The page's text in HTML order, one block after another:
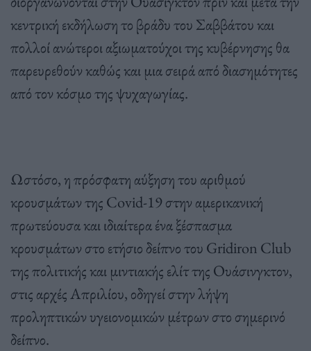
κεντρική εκδήλωση το βράδυ του Σαββάτου και
πολλοί ανώτεροι αξιωματούχοι της κυβέρνησης θα
παρευρεθούν καθώς και μια σειρά από διασημότητες
από τον κόσμο της ψυχαγωγίας.
Ωστόσο, η πρόσφατη αύξηση του αριθμού
κρουσμάτων της Covid-19 στην αμερικανική
πρωτεύουσα και ιδιαίτερα ένα ξέσπασμα
κρουσμάτων στο ετήσιο δείπνο του Gridiron Club
της πολιτικής και μιντιακής ελίτ της Ουάσινγκτον,
στις αρχές Απριλίου, οδηγεί στην λήψη
προληπτικών υγειονομικών μέτρων στο σημερινό
δείπνο.